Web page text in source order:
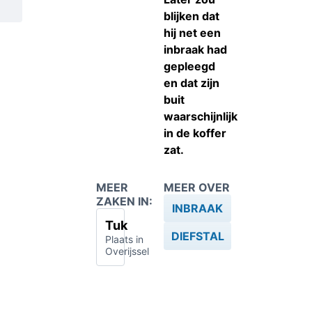
blijken dat
hij net een
inbraak had
gepleegd
en dat zijn
buit
waarschijnlijk
in de koffer
zat.
MEER
ZAKEN IN:
Tuk
Plaats in
Overijssel
MEER OVER
INBRAAK
DIEFSTAL